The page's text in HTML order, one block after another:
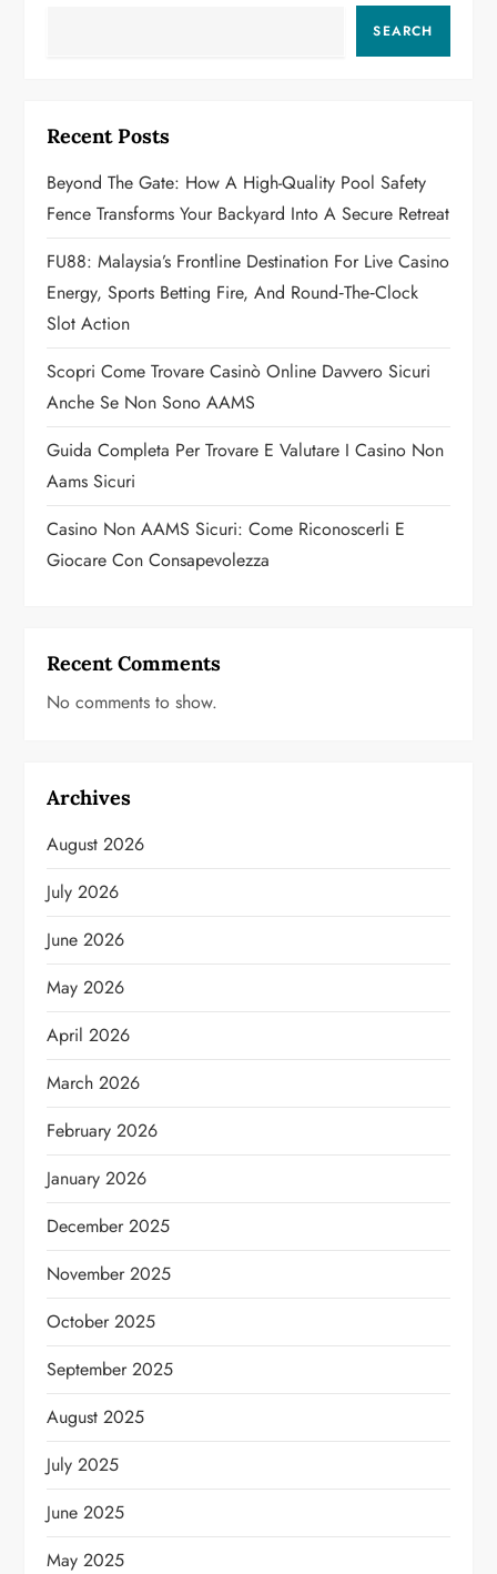
g
a
t
i
o
n
SEARCH
Recent Posts
Beyond The Gate: How A High-Quality Pool Safety
Fence Transforms Your Backyard Into A Secure Retreat
FU88: Malaysia’s Frontline Destination For Live Casino
Energy, Sports Betting Fire, And Round‑the‑Clock
Slot Action
Scopri Come Trovare Casinò Online Davvero Sicuri
Anche Se Non Sono AAMS
Guida Completa Per Trovare E Valutare I Casino Non
Aams Sicuri
Casino Non AAMS Sicuri: Come Riconoscerli E
Giocare Con Consapevolezza
Recent Comments
No comments to show.
Archives
August 2026
July 2026
June 2026
May 2026
April 2026
March 2026
February 2026
January 2026
December 2025
November 2025
October 2025
September 2025
August 2025
July 2025
June 2025
May 2025